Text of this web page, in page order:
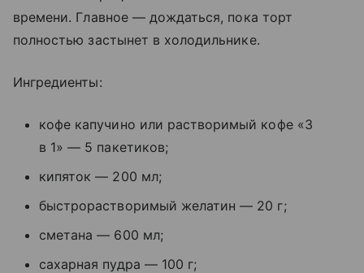
времени. Главное — дождаться, пока торт
полностью застынет в холодильнике.
Ингредиенты:
кофе капучино или растворимый кофе «3
в 1» — 5 пакетиков;
кипяток — 200 мл;
быстрорастворимый желатин — 20 г;
сметана — 600 мл;
сахарная пудра — 100 г;